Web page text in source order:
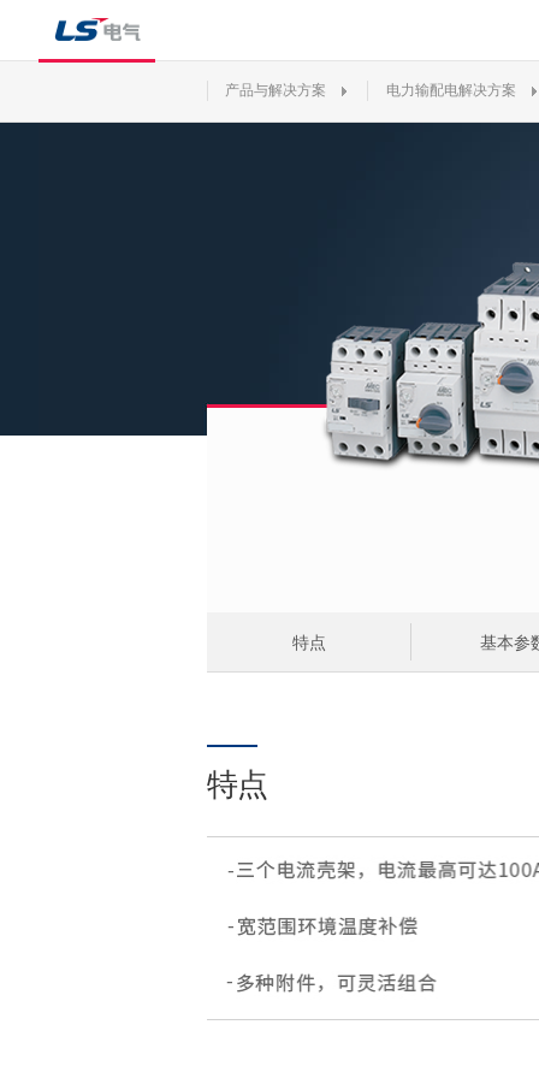
产品与解决方案 电力输配电解决方案
特点 基本参
特点